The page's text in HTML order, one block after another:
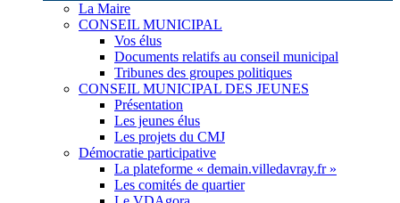
La Maire
CONSEIL MUNICIPAL
Vos élus
Documents relatifs au conseil municipal
Tribunes des groupes politiques
CONSEIL MUNICIPAL DES JEUNES
Présentation
Les jeunes élus
Les projets du CMJ
Démocratie participative
La plateforme « demain.villedavray.fr »
Les comités de quartier